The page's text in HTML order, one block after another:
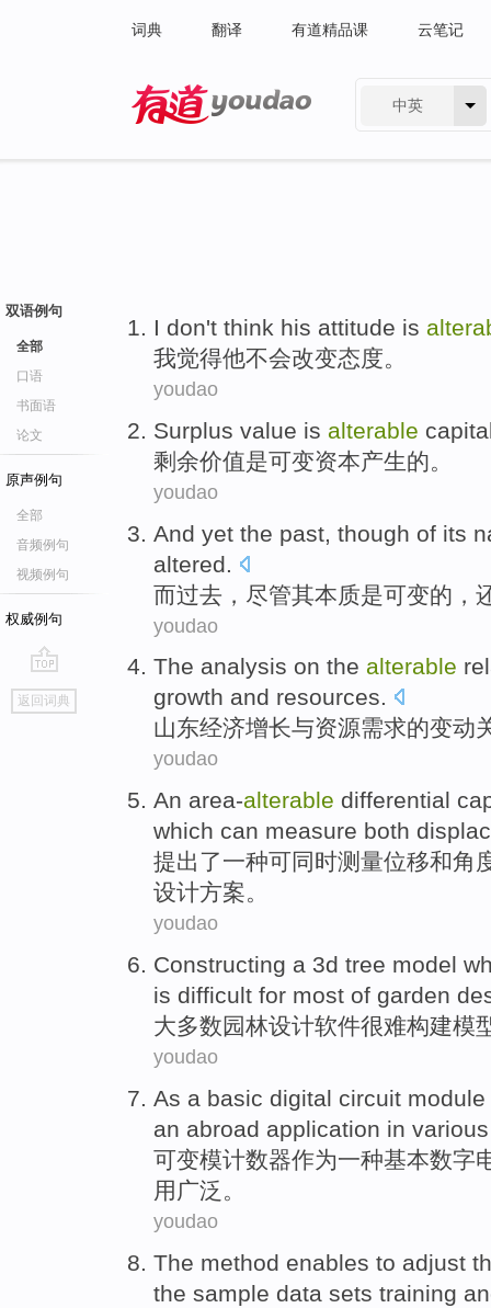
词典 翻译 有道精品课 云笔记
中英
双语例句
全部
口语
书面语
论文
原声例句
全部
音频例句
视频例句
权威例句
go
top
返回词典
I don't think his attitude is
我觉得他不会改变态度。
youdao
Surplus value is alterable
剩余价值是可变资本产生的。
youdao
And yet the past though of its
altered
而过去 ， 尽管其本质是可变的 ，
youdao
The analysis on the alterable
growth and resources.
山东经济增长与资源需求的变动
youdao
An area-alterable differential
which can measure both
提出了一种可同时测量位移和角
设计方案。
youdao
Constructing a 3d tree model
is difficult for most of garden
大多数园林设计软件很难构建模
youdao
As a basic digital circuit module
an abroad application in various
可变模计数器作为一种基本数字
用 广泛。
youdao
The method enables to adjust
the sample data sets training